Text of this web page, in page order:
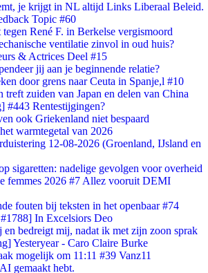
je krijgt in NL altijd Links Liberaal Beleid.
Topic #60
tegen René F. in Berkelse vergismoord
ventilatie zinvol in oud huis?
& Actrices Deel #15
jij aan je beginnende relatie?
door grens naar Ceuta in Spanje,l #10
treft zuiden van Japan en delen van China
#443 Rentestijgingen?
ook Griekenland niet bespaard
warmtegetal van 2026
12-08-2026 (Groenland, IJsland en
sigaretten: nadelige gevolgen voor overheid
femmes 2026 #7 Allez vooruit DEMI
fouten bij teksten in het openbaar #74
In Excelsiors Deo
en bedreigt mij, nadat ik met zijn zoon sprak
Yesteryear - Caro Claire Burke
mogelijk om 11:11 #39 Vanz11
gemaakt hebt.